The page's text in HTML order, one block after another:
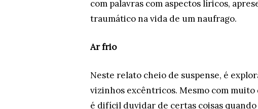
com palavras com aspectos líricos,
traumático na vida de um naufrago.
Ar frio
Neste relato cheio de suspense, é
vizinhos excêntricos. Mesmo com
é difícil duvidar de certas coisas